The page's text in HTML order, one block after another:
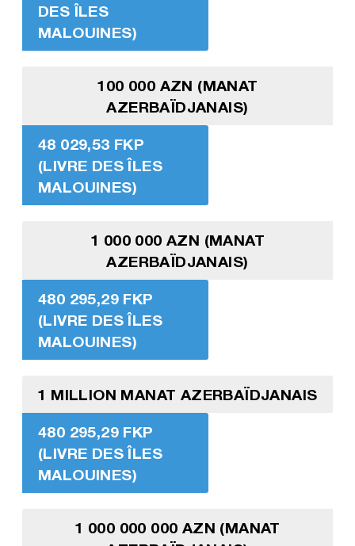
DES ÎLES
MALOUINES)
100 000 AZN (MANAT
AZERBAÏDJANAIS)
48 029,53 FKP
(LIVRE DES ÎLES
MALOUINES)
1 000 000 AZN (MANAT
AZERBAÏDJANAIS)
480 295,29 FKP
(LIVRE DES ÎLES
MALOUINES)
1 MILLION MANAT AZERBAÏDJANAIS
480 295,29 FKP
(LIVRE DES ÎLES
MALOUINES)
1 000 000 000 AZN (MANAT